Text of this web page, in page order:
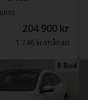
204 900 kr
1 746 kr/månad
8 Bud